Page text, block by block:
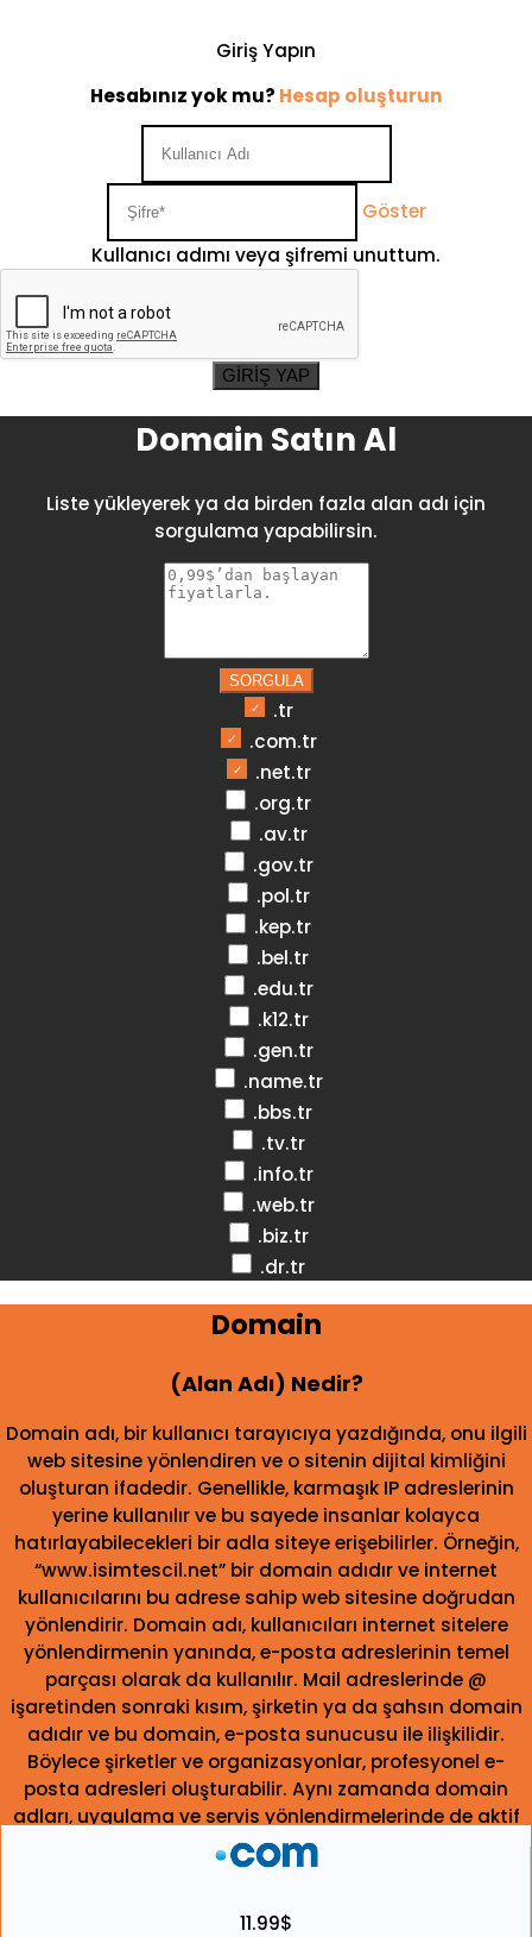
Giriş Yapın
Hesabınız yok mu? Hesap oluşturun
Göster
Kullanıcı adımı veya şifremi unuttum.
GİRİŞ YAP
Domain Satın Al
Liste yükleyerek ya da birden fazla alan adı için
sorgulama yapabilirsin.
SORGULA
.tr
.com.tr
.net.tr
.org.tr
.av.tr
.gov.tr
.pol.tr
.kep.tr
.bel.tr
.edu.tr
.k12.tr
.gen.tr
.name.tr
.bbs.tr
.tv.tr
.info.tr
.web.tr
.biz.tr
.dr.tr
Domain
(Alan Adı) Nedir?
Domain adı, bir kullanıcı tarayıcıya yazdığında, onu ilgili
web sitesine yönlendiren ve o sitenin dijital kimliğini
oluşturan ifadedir. Genellikle, karmaşık IP adreslerinin
yerine kullanılır ve bu sayede insanlar kolayca
hatırlayabilecekleri bir adla siteye erişebilirler. Örneğin,
“www.isimtescil.net” bir domain adıdır ve internet
kullanıcılarını bu adrese sahip web sitesine doğrudan
yönlendirir. Domain adı, kullanıcıları internet sitelere
yönlendirmenin yanında, e-posta adreslerinin temel
parçası olarak da kullanılır. Mail adreslerinde @
işaretinden sonraki kısım, şirketin ya da şahsın domain
adıdır ve bu domain, e-posta sunucusu ile ilişkilidir.
Böylece şirketler ve organizasyonlar, profesyonel e-
posta adresleri oluşturabilir. Aynı zamanda domain
adları, uygulama ve servis yönlendirmelerinde de aktif
olarak kullanılır. Video konferans platformları, oyun
sunucuları ya da dijital hizmetler domain adları ile
11.99$